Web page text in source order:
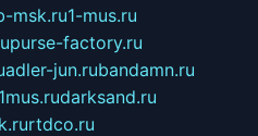
msk.ru1-mus.ru
purse-factory.ru
adler-jun.rubandamn.ru
1mus.rudarksand.ru
rtdco.ru